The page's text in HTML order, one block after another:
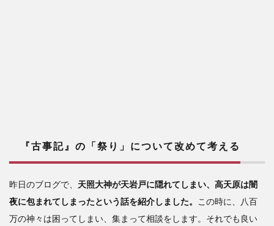
『古事記』の「祭り」について改めて考える
昨日のブログで、 天照大神が天岩戸に隠れてしまい、高天原は闇
夜に包まれてしまったという話を紹介しました。
この時に、八百
万の神々は困ってしまい、集まって相談をします。それでも良い